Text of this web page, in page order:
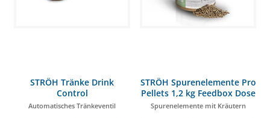
STRÖH Tränke Drink
Control
Automatisches Tränkeventil
STRÖH Spurenelemente Pro
Pellets 1,2 kg Feedbox Dose
Spurenelemente mit Kräutern